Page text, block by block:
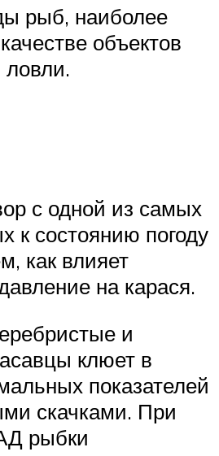
рыб, наиболее
объектов
с одной из самых
к состоянию погоду
как влияет
на карася.
и
клюет в
показателей
скачками. При
рыбки